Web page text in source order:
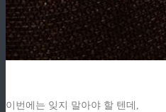
이번에는 잊지 말아야 할 텐데,